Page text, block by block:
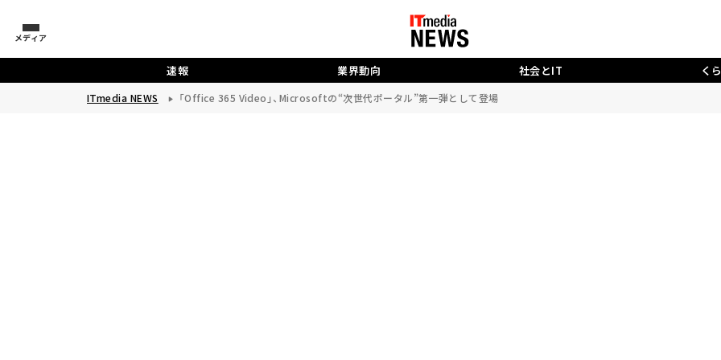
メディア
速報 業界動向 社会とIT く
ITmedia NEWS 「Office 365 Video」、Microsoftの“次世代ポータル”第一弾として登場